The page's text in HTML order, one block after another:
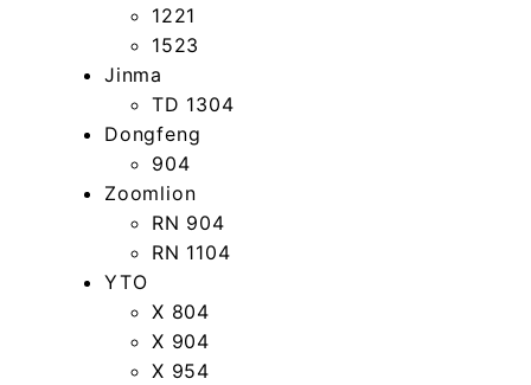
1221
1523
Jinma
TD 1304
Dongfeng
904
Zoomlion
RN 904
RN 1104
YTO
Х 804
X 904
X 954